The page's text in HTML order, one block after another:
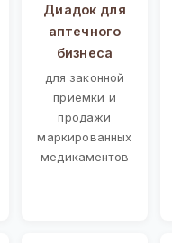
Диадок для
аптечного
бизнеса
для законной
приемки и
продажи
маркированных
медикаментов